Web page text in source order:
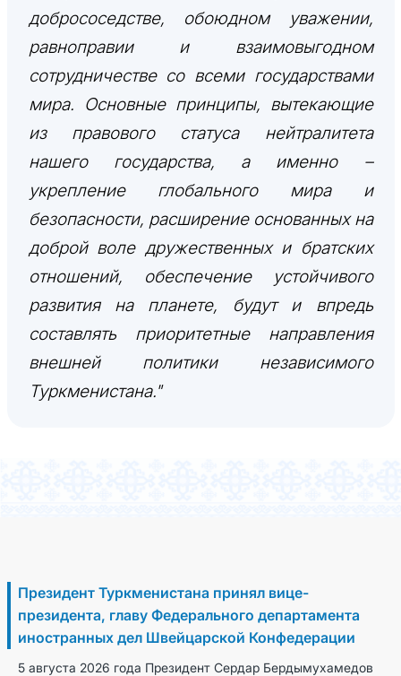
КОНТАКТНЫЕ ДАННЫЕ
добрососедстве, обоюдном уважении,
равноправии и взаимовыгодном
сотрудничестве со всеми государствами
мира. Основные принципы, вытекающие
из правового статуса нейтралитета
нашего государства, а именно –
укрепление глобального мира и
безопасности, расширение основанных на
доброй воле дружественных и братских
отношений, обеспечение устойчивого
развития на планете, будут и впредь
составлять приоритетные направления
внешней политики независимого
Туркменистана."
Президент Туркменистана принял вице-
президента, главу Федерального департамента
иностранных дел Швейцарской Конфедерации
5 августа 2026 года Президент Сердар Бердымухамедов